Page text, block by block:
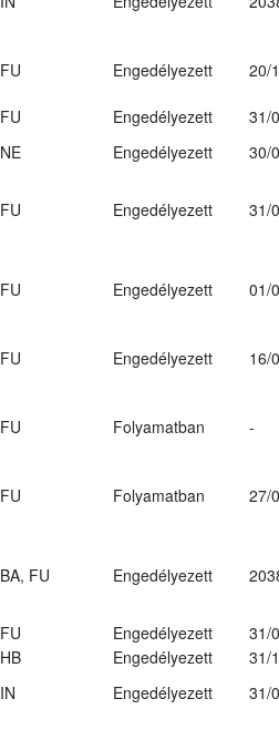
FU Engedélyezett
20/
FU Engedélyezett
31/
NE Engedélyezett
30/
FU Engedélyezett 31/
FU Engedélyezett 01/
FU Engedélyezett 16/
FU Folyamatban -
FU Folyamatban 27/
BA, FU Engedélyezett
FU Engedélyezett
31/
HB Engedélyezett
31/
IN Engedélyezett
31/